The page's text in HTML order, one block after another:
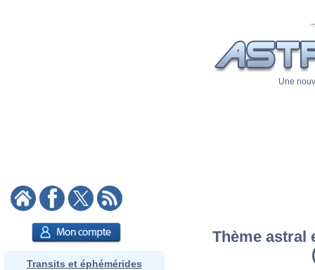
Une
Transits et éphémérides
Thème astral